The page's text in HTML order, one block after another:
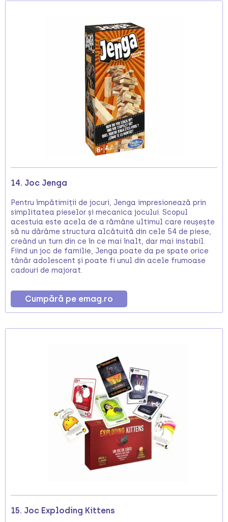
14. Joc Jenga
Pentru împătimiții de jocuri, Jenga impresionează prin
simplitatea pieselor și mecanica jocului. Scopul
acestuia este acela de a rămâne ultimul care reușește
să nu dărâme structura alcătuită din cele 54 de piese,
creând un turn din ce în ce mai înalt, dar mai instabil.
Fiind un joc de familie, Jenga poate da pe spate orice
tânăr adolescent și poate fi unul din acele frumoase
cadouri de majorat.
Cumpără pe emag.ro
15. Joc Exploding Kittens